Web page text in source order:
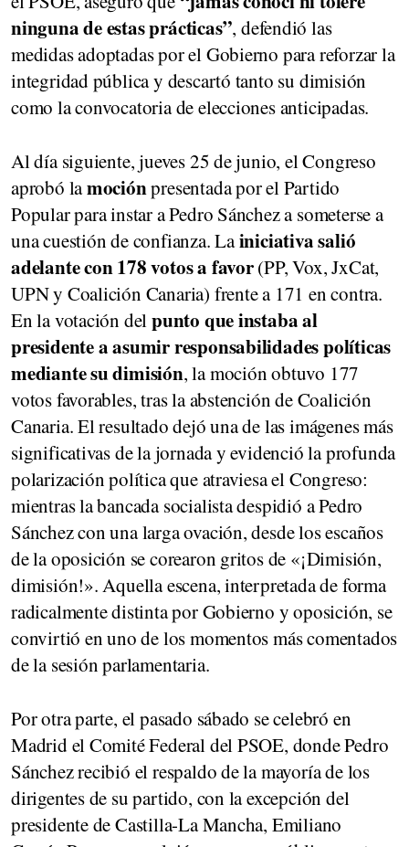
ninguna de estas prácticas”, defendió las
medidas adoptadas por el Gobierno para reforzar la
integridad pública y descartó tanto su dimisión
como la convocatoria de elecciones anticipadas.
Al día siguiente, jueves 25 de junio, el Congreso
aprobó lamociónpresentada por el Partido
Popular para instar a Pedro Sánchez a someterse a
una cuestión de confianza. Lainiciativa salió
adelante con 178 votos a favor(PP, Vox, JxCat,
UPN y Coalición Canaria) frente a 171 en contra.
En la votación delpunto que instaba al
presidente a asumir responsabilidades políticas
mediante su dimisión, la moción obtuvo 177
votos favorables, tras la abstención de Coalición
Canaria. El resultado dejó una de las imágenes más
significativas de la jornada y evidenció la profunda
polarización política que atraviesa el Congreso:
mientras la bancada socialista despidió a Pedro
Sánchez con una larga ovación, desde los escaños
de la oposición se corearon gritos de «¡Dimisión,
dimisión!». Aquella escena, interpretada de forma
radicalmente distinta por Gobierno y oposición, se
convirtió en uno de los momentos más comentados
de la sesión parlamentaria.
Por otra parte, el pasado sábado se celebró en
Madrid el Comité Federal del PSOE, donde Pedro
Sánchez recibió el respaldo de la mayoría de los
dirigentes de su partido, con la excepción del
presidente de Castilla-La Mancha, Emiliano